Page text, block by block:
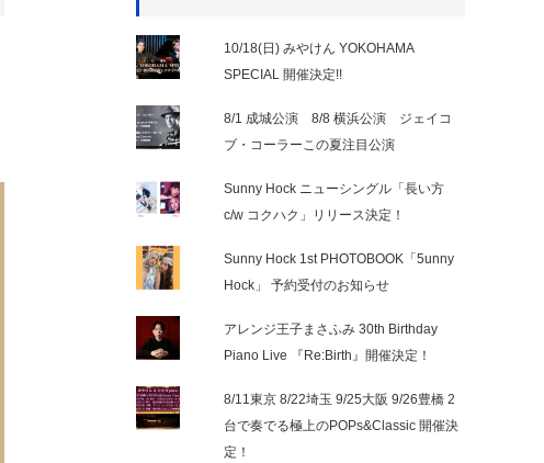
10/18(日) みやけん YOKOHAMA
SPECIAL 開催決定!!
8/1 成城公演 8/8 横浜公演 ジェイコ
ブ・コーラーこの夏注目公演
Sunny Hock ニューシングル「長い方
c/w コクハク」リリース決定！
Sunny Hock 1st PHOTOBOOK「5unny
Hock」 予約受付のお知らせ
アレンジ王子まさふみ 30th Birthday
Piano Live 『Re:Birth』開催決定！
8/11東京 8/22埼玉 9/25大阪 9/26豊橋 2
台で奏でる極上のPOPs&Classic 開催決
定！